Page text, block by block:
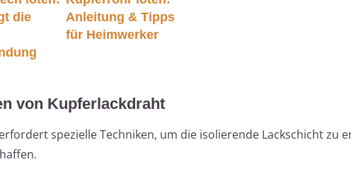
die
Anleitung & Tipps
für Heimwerker
von Kupferlackdraht
spezielle Techniken, um die isolierende Lackschicht zu